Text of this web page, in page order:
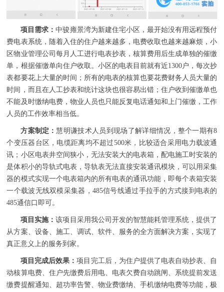
项目需求：中骏雍景湾为新建住宅小区，最开始没有用远程预付
费电表系统，随着入住的住户越来越多，电费收取也越来越麻烦，小
区物业管理公司每月人工进行电表抄表，核算费用后生成单独的催缴
单，根据催缴单向住户收取。小区的电表目前就有近1300户，每次抄
表都要花上大量的时间；所有的电表的核算也要花费财务人员大量的
时间，而且在人工抄表和统计这块也很容易出错；住户收到催缴单也
不能及时缴纳电费，物业人员也只能反复电话通知和上门催缴，工作
人员的工作效率相当低。
方案制定：慧明谦技术人员到现场了解详细情况，整个一期有8
个变压器台区，电缆距离均不超过500米，比较适合采用电力载波通
讯；小区电表井空间狭小，无法安装大的电表箱，配电施工时安装的
是体积小的导轨式电表，导轨表无法直接安装通讯模块，可以用采集
器的模式实现一个电表箱内的所有电表的通讯功能，即每个表箱安装
一个载波无线双模采集器，485信号线通过手拉手的方式接到电表的
485通信口即可。
项目实施：该项目采用我公司开发的智慧能耗管理系统，提供了
从方案、设备、施工、调试、软件、服务的全方面解决方案，实现了
真正意义上的服务到家。
项目完成后效果：项目完工后，为住户提供了电表自动抄表、自
动核算电费、住户先缴费后用电、电表欠费自动跳闸、系统提前发送
缴费提醒通知、超功率告警、物业费缴纳、手机缴纳电费等功能，极